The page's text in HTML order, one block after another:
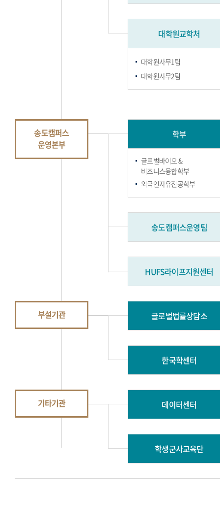
대학원교학처
대학원사무1팀
대학원사무2팀
송도캠퍼스
운영본부
학부
글로벌바이오 &
비즈니스융합학부
외국인자유전공학부
송도캠퍼스운영팀
HUFS라이프지원센터
부설기관 글로벌법률상담소
한국학센터
기타기관 데이터센터
학생군사교육단